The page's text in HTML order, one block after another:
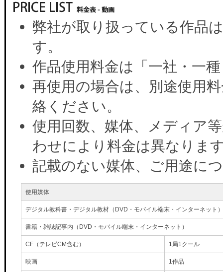
弊社が取り扱っている作品
す。
作品使用料金は「一社・一
再使用の場合は、別途使用
絡ください。
使用回数、媒体、メディア
わせにより料金は異なりま
記載のない媒体、ご用途に
使用媒体
デジタル教科書・デジタル教材（DVD・モバイル端末・インターネット）
書籍・雑誌記事内（DVD・モバイル端末・インターネット）
CF（テレビCM含む） 1局1クール
映画 1作品